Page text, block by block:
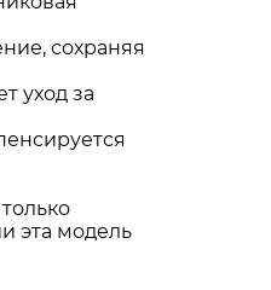
сохраняя
уход за
эта модель